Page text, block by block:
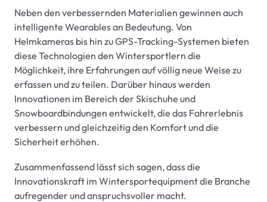
Neben den verbessernden Materialien gewinnen auch
intelligente Wearables an Bedeutung. Von
Helmkameras bis hin zu GPS-Tracking-Systemen bieten
diese Technologien den Wintersportlern die
Möglichkeit, ihre Erfahrungen auf völlig neue Weise zu
erfassen und zu teilen. Darüber hinaus werden
Innovationen im Bereich der Skischuhe und
Snowboardbindungen entwickelt, die das Fahrerlebnis
verbessern und gleichzeitig den Komfort und die
Sicherheit erhöhen.
Zusammenfassend lässt sich sagen, dass die
Innovationskraft im Wintersportequipment die Branche
aufregender und anspruchsvoller macht.